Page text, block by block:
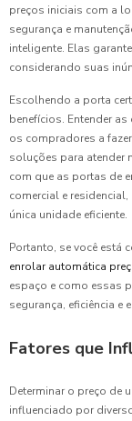
preços iniciais com a
segurança e
inteligente. Elas
considerando suas
Escolhendo a porta
benefícios. Entender
os compradores a
soluções para atender
com que as portas de
comercial e
única unidade eficiente.
Portanto, se você está
enrolar automática
espaço e como essas
segurança, eficiência e
Fatores que
Determinar o preço de
influenciado por